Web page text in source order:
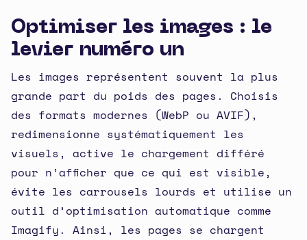
Optimiser les images : le
levier numéro un
Les images représentent souvent la plus
grande part du poids des pages. Choisis
des formats modernes (WebP ou AVIF),
redimensionne systématiquement les
visuels, active le chargement différé
pour n’afficher que ce qui est visible,
évite les carrousels lourds et utilise un
outil d’optimisation automatique comme
Imagify. Ainsi, les pages se chargent